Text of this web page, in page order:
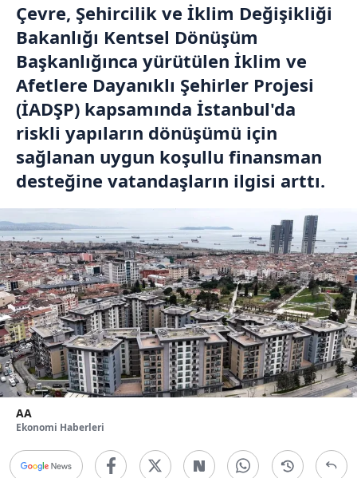
Çevre, Şehircilik ve İklim Değişikliği
Bakanlığı Kentsel Dönüşüm
Başkanlığınca yürütülen İklim ve
Afetlere Dayanıklı Şehirler Projesi
(İADŞP) kapsamında İstanbul'da
riskli yapıların dönüşümü için
sağlanan uygun koşullu finansman
desteğine vatandaşların ilgisi arttı.
AA
Ekonomi Haberleri